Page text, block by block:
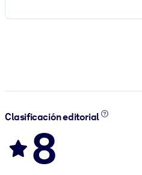
Clasificación editorial
8